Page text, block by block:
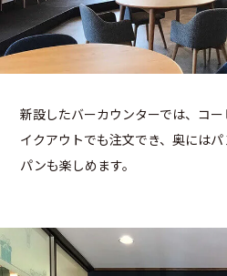
新設したバーカウンターでは、コ
イクアウトでも注文でき、奥には
パンも楽しめます。